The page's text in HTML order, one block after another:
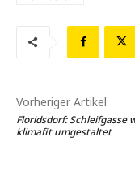
Vorheriger Artikel
Floridsdorf: Schleifgasse
klimafit umgestaltet